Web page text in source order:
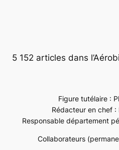
5 152 articles dans
Figure tutélaire :
Rédacteur en chef
Responsable département
Collaborateurs